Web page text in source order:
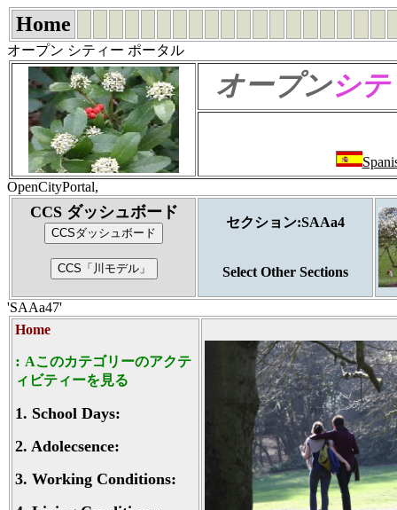
Home
オープン シティー ポータル
オープンシテ
OpenCityPortal,
CCS ダッシュボード
セクション:SAAa4
Select Other Sections
'SAAa47'
Home
: Aこのカテゴリーのアクテ
ィビティーを見る
1. School Days:
2. Adolecsence:
3. Working Conditions: